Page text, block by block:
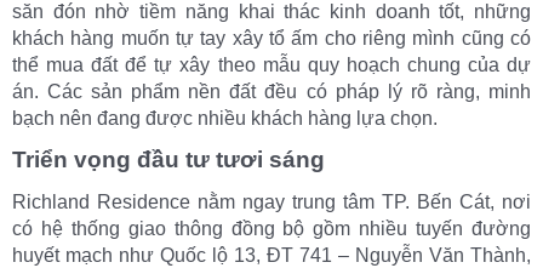
săn đón nhờ tiềm năng khai thác kinh doanh tốt, những
khách hàng muốn tự tay xây tổ ấm cho riêng mình cũng có
thể mua đất để tự xây theo mẫu quy hoạch chung của dự
án. Các sản phẩm nền đất đều có pháp lý rõ ràng, minh
bạch nên đang được nhiều khách hàng lựa chọn.
Triển vọng đầu tư tươi sáng
Richland Residence nằm ngay trung tâm TP. Bến Cát, nơi
có hệ thống giao thông đồng bộ gồm nhiều tuyến đường
huyết mạch như Quốc lộ 13, ĐT 741 – Nguyễn Văn Thành,